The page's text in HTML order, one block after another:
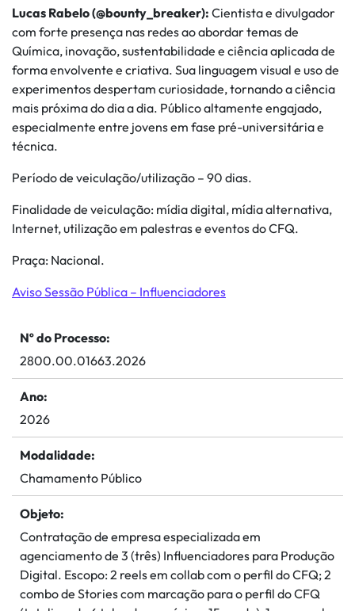
Lucas Rabelo (@bounty_breaker): Cientista e divulgador
com forte presença nas redes ao abordar temas de
Química, inovação, sustentabilidade e ciência aplicada de
forma envolvente e criativa. Sua linguagem visual e uso de
experimentos despertam curiosidade, tornando a ciência
mais próxima do dia a dia. Público altamente engajado,
especialmente entre jovens em fase pré-universitária e
técnica.
Período de veiculação/utilização – 90 dias.
Finalidade de veiculação: mídia digital, mídia alternativa,
Internet, utilização em palestras e eventos do CFQ.
Praça: Nacional.
Aviso Sessão Pública – Influenciadores
Nº do Processo:
2800.00.01663.2026
Ano:
2026
Modalidade:
Chamamento Público
Objeto:
Contratação de empresa especializada em
agenciamento de 3 (três) Influenciadores para Produção
Digital. Escopo: 2 reels em collab com o perfil do CFQ; 2
combo de Stories com marcação para o perfil do CFQ